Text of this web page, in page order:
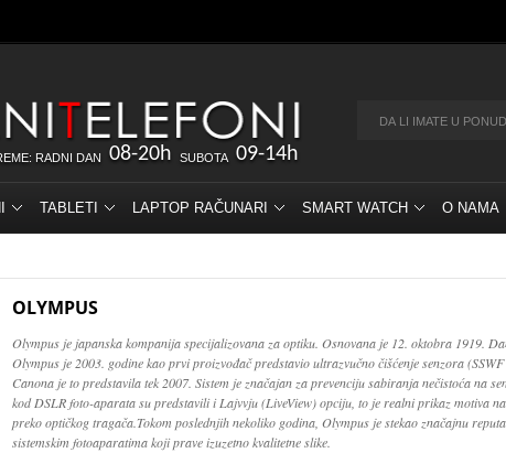
RADNI DAN 08-20h SUBOTA 09-14h
TABLETI LAPTOP RAČUNARI SMART WATCH O NAMA
OLYMPUS
Olympus je japanska kompanija specijalizovana za optiku. Osnovana je 12. oktobra 1919.
Olympus je 2003. godine kao prvi proizvođač predstavio ultrazvučno čišćenje senzora
Canona je to predstavila tek 2007. Sistem je značajan za prevenciju sabiranja nečistoća na
kod DSLR foto-aparata su predstavili i Lajvvju (LiveView) opciju, to je realni prikaz motiva
preko optičkog tragača.Tokom poslednjih nekoliko godina, Olympus je stekao značajnu
sistemskim fotoaparatima koji prave izuzetno kvalitetne slike.